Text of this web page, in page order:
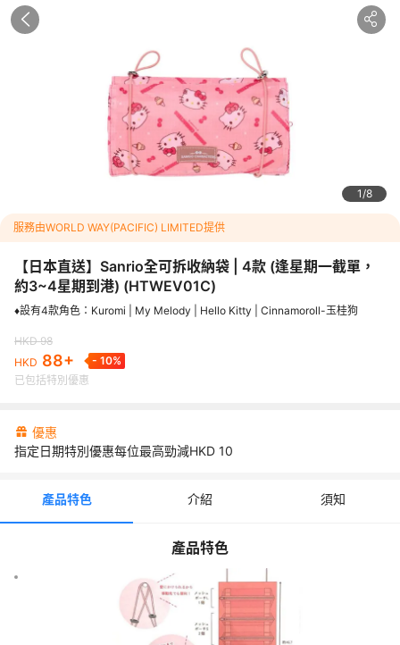
HKD
HKD
指定日期特別優惠每位最高勁減HKD10
<p><img src="https://dimg04.c-ctrip.com/images/21656120
00soqa46e745F.jpg" alt="" width="910" height="510" /></p
<h3><span style="text-decoration: underline;"><span style
="color: #0000ff; text-decoration: underline;">Sanrio全可拆收
納袋 | 4款 (逢星期一截單，約3~4 星期到港)</span></span></
h3>
<p>♦️設有4款角色：Kuromi | My Melody | Hello Kitty | Cinnam
oroll-玉桂狗</p>
<p><span class="T286Pc" data-sfc-cp="" data-sfc-root="c"
data-sfc-cb="" data-complete="true" data-copy-service-co
ont-weight: 400; margin: 0px; text-decoration: none; border-
bottom: 0px rgb(10, 10, 10);"><strong class="Yjhzub" data-s
fc-root="c" data-sfc-cb="" data-complete="true" data-copy
ne; border-bottom: 0px rgb(10, 10, 10);">✨</strong>全可拆
洗設計：內置的幾個獨立細收納袋全部都有魔術貼，可以根據需
<p><span class="T286Pc" data-sfc-cp="" data-sfc-root="c"
data-sfc-cb="" data-complete="true" data-copy-service-co
mputed-style="font-family: Arial, sans-serif; font-size: 16px; f
ont-weight: 400; margin: 0px; text-decoration: none; border-
兩條繩勾住掛喺酒店浴室或者房門掛鈎，化妝品同護膚品一目了
然，超級慳地方。</span></p>
<p><span style="text-decoration: underline;"><strong class
1 8
服務由WORLD WAY(PACIFIC) LIMITED提供
【日本直送】Sanrio全可拆收納袋 | 4款 (逢星期一截單，
約3~4星期到港) (HTWEV01C)
♦️設有4款角色：Kuromi | My Melody | Hello Kitty | Cinnamoroll-玉桂狗
HKD98
HKD 88+ - 10%
已包括特別優惠
優惠
指定日期特別優惠每位最高勁減HKD 10
產品特色 介紹 須知
產品特色